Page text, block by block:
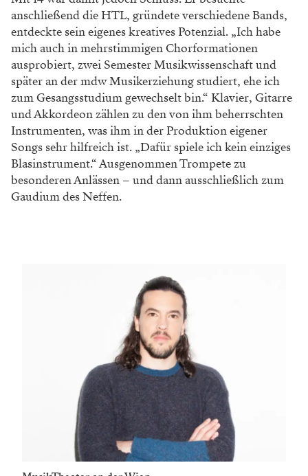
anschließend die HTL, gründete verschiedene Bands,
entdeckte sein eigenes kreatives Potenzial. „Ich habe
mich auch in mehrstimmigen Chorformationen
ausprobiert, zwei Semester Musikwissenschaft und
später an der mdw Musikerziehung studiert, ehe ich
zum Gesangsstudium gewechselt bin.“ Klavier, Gitarre
und Akkordeon zählen zu den von ihm beherrschten
Instrumenten, was ihm in der Produktion eigener
Songs sehr hilfreich ist. „Dafür spiele ich kein einziges
Blasinstrument.“ Ausgenommen Trompete zu
besonderen Anlässen – und dann ausschließlich zum
Gaudium des Neffen.